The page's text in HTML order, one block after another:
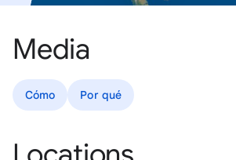
Media
Cómo Por qué